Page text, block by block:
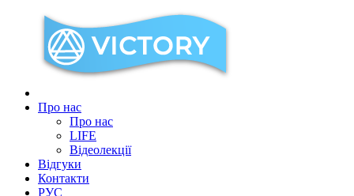
Про нас
Про нас
LIFE
Відеолекції
Відгуки
Контакти
РУС